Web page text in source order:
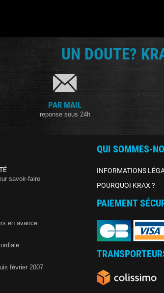
UN DOUTE?
PAR MAIL
reponse sous 24h
savoir-faire
en avance
février 2007
QUI SOMMES-
INFORMATIONS
POURQUOI KRAX ?
PAIEMENT